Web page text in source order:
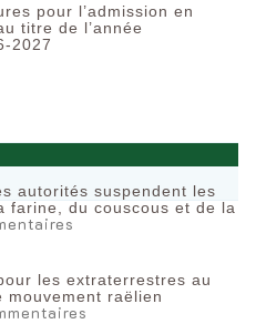
pour l’admission en
titre de l’année
2027
autorités suspendent les
farine, du couscous et de la
les extraterrestres au
mouvement raëlien